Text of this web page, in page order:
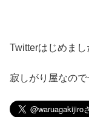
Twitterはじめまし
寂しがり屋なの